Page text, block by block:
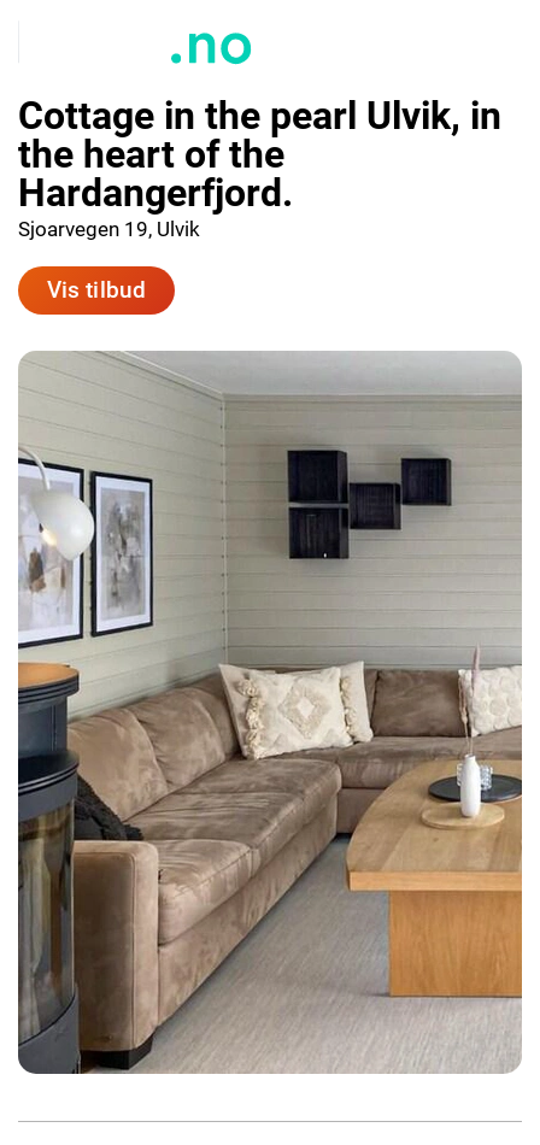
Cottage in the pearl Ulvik, in
the heart of the
Hardangerfjord.
Sjoarvegen 19, Ulvik
Vis tilbud